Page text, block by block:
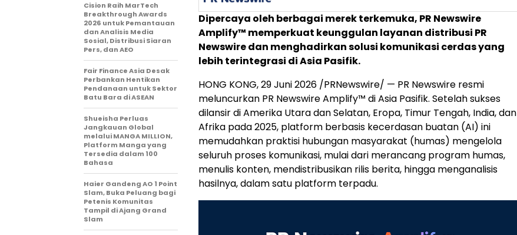
Dipercaya oleh berbagai merek terkemuka, PR Newswire
Amplify™ memperkuat keunggulan layanan distribusi PR
Newswire dan menghadirkan solusi komunikasi cerdas yang
lebih terintegrasi di Asia Pasifik.
HONG KONG, 29 Juni 2026 /PRNewswire/ — PR Newswire resmi
meluncurkan PR Newswire Amplify™ di Asia Pasifik. Setelah sukses
dilansir di Amerika Utara dan Selatan, Eropa, Timur Tengah, India, dan
Afrika pada 2025, platform berbasis kecerdasan buatan (AI) ini
memudahkan praktisi hubungan masyarakat (humas) mengelola
seluruh proses komunikasi, mulai dari merancang program humas,
menulis konten, mendistribusikan rilis berita, hingga menganalisis
hasilnya, dalam satu platform terpadu.
Cision Raih MarTech
Breakthrough Awards
2026 untuk Pemantauan
dan Analisis Media
Sosial, Distribusi Siaran
Pers, dan AEO
Fair Finance Asia Desak
Perbankan Hentikan
Pendanaan untuk Sektor
Batu Bara di ASEAN
Shueisha Perluas
Jangkauan Global
melalui MANGA MILLION,
Platform Manga yang
Tersedia dalam 100
Bahasa
Haier Gandeng AO 1 Point
Slam, Buka Peluang bagi
Petenis Komunitas
Tampil di Ajang Grand
Slam